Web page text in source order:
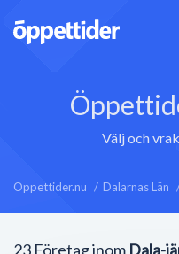
Välj och
Öppettider.nu Dalarnas Län
23 Företag inom Dala-